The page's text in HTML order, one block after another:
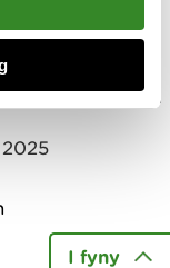
I fyny